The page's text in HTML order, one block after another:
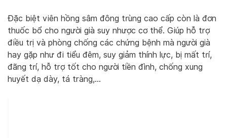
Đặc biệt viên hồng sâm đông trùng cao cấp còn là đơn
thuốc bổ cho người già suy nhược cơ thể. Giúp hỗ trợ
điều trị và phòng chống các chứng bệnh mà người già
hay gặp như đi tiểu đêm, suy giảm thính lực, bị mất trí,
đãng trí, hỗ trợ tốt cho người tiền đình, chống xung
huyết dạ dày, tá tràng,…